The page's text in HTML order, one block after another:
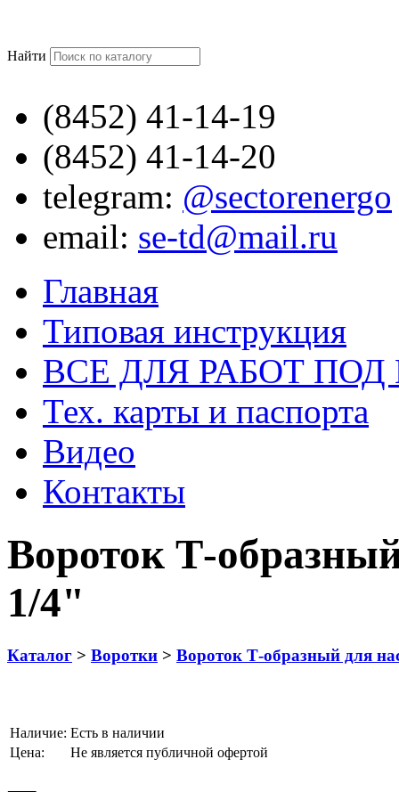
Найти
(8452) 41-14-19
(8452) 41-14-20
telegram: @sectorenergo
email: se-td@mail.ru
Главная
Типовая инструкция
ВСЕ ДЛЯ РАБОТ
Тех. карты и паспорта
Видео
Контакты
Вороток Т-
1/4"
Каталог > Воротки > Вороток Т-образный для
Наличие: Есть в наличии
Цена:
Не является публичной офертой